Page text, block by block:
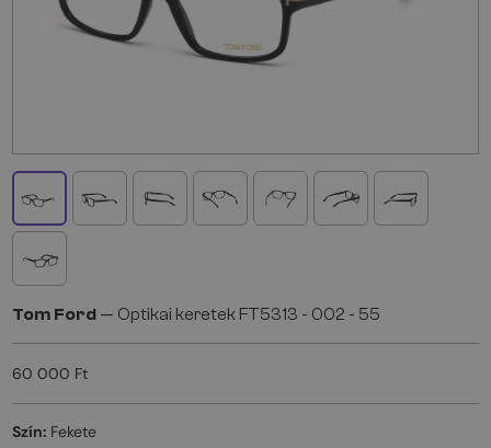
Tom Ford — Optikai keretek FT5313 - 002 - 55
60 000 Ft
Szín: Fekete